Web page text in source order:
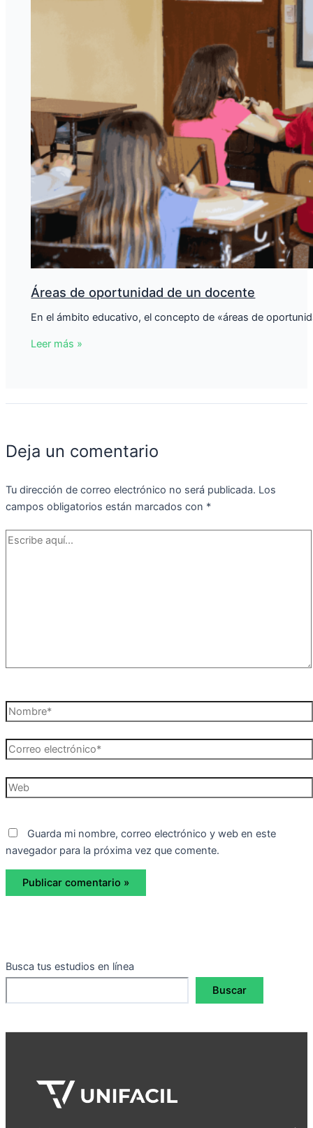
Áreas de oportunidad de un docente
En el ámbito educativo, el concepto de «áreas de
Leer más »
Deja un comentario
Tu dirección de correo electrónico no será publicada. Los
campos obligatorios están marcados con *
Escribe
Nombre*
Correo
electrónico*
Web
Guarda mi nombre, correo electrónico y web en este
navegador para la próxima vez que comente.
Busca tus estudios en línea
Buscar